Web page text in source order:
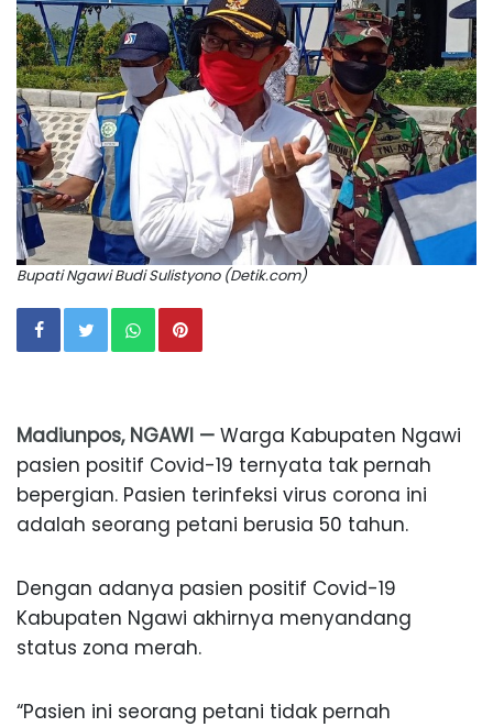
Bupati Ngawi Budi Sulistyono (Detik.com)
Madiunpos, NGAWI — Warga Kabupaten Ngawi
pasien positif Covid-19 ternyata tak pernah
bepergian. Pasien terinfeksi virus corona ini
adalah seorang petani berusia 50 tahun.
Dengan adanya pasien positif Covid-19
Kabupaten Ngawi akhirnya menyandang
status zona merah.
“Pasien ini seorang petani tidak pernah